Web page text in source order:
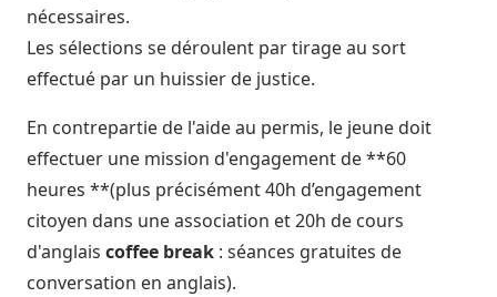
nécessaires.
Les sélections se déroulent par tirage au sort
effectué par un huissier de justice.
En contrepartie de l'aide au permis, le jeune doit
effectuer une mission d'engagement de **60
heures **(plus précisément 40h d’engagement
citoyen dans une association et 20h de cours
d'anglais coffee break : séances gratuites de
conversation en anglais).